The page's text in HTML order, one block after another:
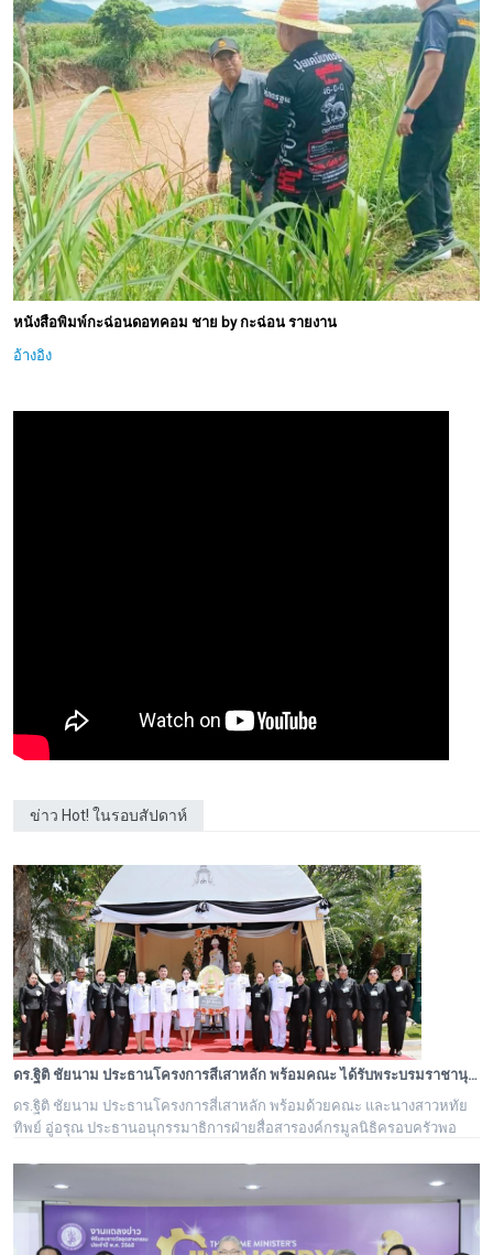
หนังสือพิมพ์กะฉ่อนดอทคอม ชาย by กะฉ่อน รายงาน
อ้างอิง
ข่าว Hot! ในรอบสัปดาห์
ดร.ฐิติ ชัยนาม ประธานโครงการสี่เสาหลัก พร้อมคณะ ได้รับพระบรมราชานุอนุญาตให้เป็นเจ้าภาพบำเพ็ญกุศล ถวายพระบรมศพ สมเด็จพระนางเจ้าสิริกิติ์ พระบรมราชชนนีพันปีหลวง
ดร.ฐิติ ชัยนาม ประธานโครงการสี่เสาหลัก พร้อมด้วยคณะ และนางสาวหทัย
ทิพย์ อู่อรุณ ประธานอนุกรรมาธิการฝ่ายสื่อสารองค์กรมูลนิธิครอบครัวพอ